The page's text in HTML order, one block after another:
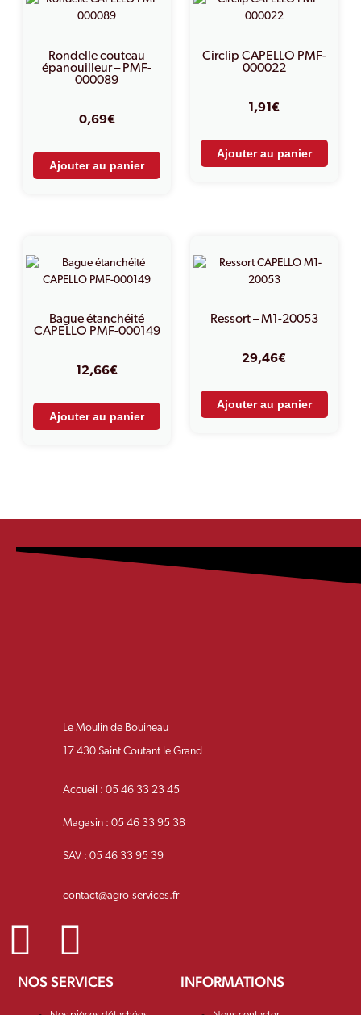
Rondelle couteau
épanouilleur – PMF-
000089
0,69€
Ajouter au panier
Circlip CAPELLO PMF-
000022
1,91€
Ajouter au panier
Bague étanchéité
CAPELLO PMF-000149
12,66€
Ajouter au panier
Ressort – M1-20053
29,46€
Ajouter au panier
Le Moulin de Bouineau
17 430 Saint Coutant le Grand
Accueil : 05 46 33 23 45
Magasin : 05 46 33 95 38
SAV : 05 46 33 95 39
contact@agro-services.fr
NOS SERVICES INFORMATIONS